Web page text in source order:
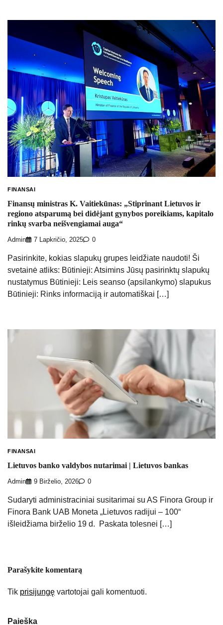
FINANSAI
Finansų ministras K. Vaitiekūnas: „Stiprinant Lietuvos ir
regiono atsparumą bei didėjant gynybos poreikiams, kapitalo
rinkų svarba neišvengiamai auga“
Admin 7 Lapkričio, 2025 0
Pasirinkite, kokias slapukų grupes leidžiate naudoti! Ši
svetainė atliks: Būtinieji: Atsimins Jūsų pasirinktų slapukų
nustatymus Būtinieji: Leis seanso (apsilankymo) slapukus
Būtinieji: Rinks informaciją ir automatiškai […]
FINANSAI
Lietuvos banko valdybos nutarimai | Lietuvos bankas
Admin 9 Birželio, 2026 0
Sudaryti administraciniai susitarimai su AS Finora Group ir
Finora Bank UAB Moneta „Lietuvos radijui – 100“
išleidžiama birželio 19 d. Paskata tolesnei […]
Parašykite komentarą
Tik prisijungę vartotojai gali komentuoti.
Paieška